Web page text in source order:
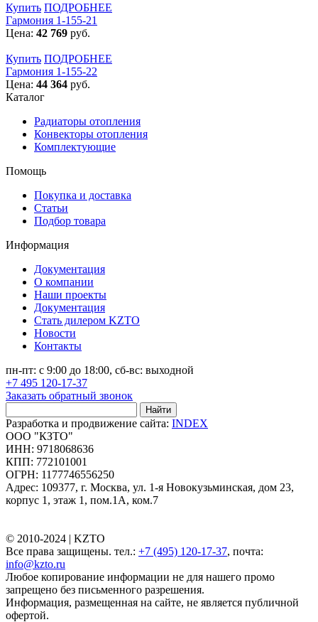
Купить ПОДРОБНЕЕ
Гармония 1-155-21
Цена: 42 769 руб.
Купить ПОДРОБНЕЕ
Гармония 1-155-22
Цена: 44 364 руб.
Каталог
Радиаторы отопления
Конвекторы отопления
Комплектующие
Помощь
Покупка и доставка
Статьи
Подбор товара
Информация
Документация
О компании
Наши проекты
Документация
Стать дилером KZTO
Новости
Контакты
пн-пт: с 9:00 до 18:00, сб-вс: выходной
+7 495 120-17-37
Заказать обратный звонок
Найти
Разработка и продвижение сайта: INDEX
ООО "КЗТО"
ИНН: 9718068636
КПП: 772101001
ОГРН: 1177746556250
Адрес: 109377, г. Москва, ул. 1-я Новокузьминская, дом 23,
корпус 1, этаж 1, пом.1А, ком.7
© 2010-2024 | KZTO
Все права защищены. тел.: +7 (495) 120-17-37, почта:
info@kzto.ru
Любое копирование информации не для нашего промо
запрещено без письменного разрешения.
Информация, размещенная на сайте, не является публичной
офертой.